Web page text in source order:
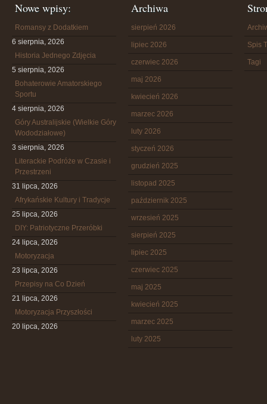
Nowe wpisy:
Romansy z Dodatkiem
6 sierpnia, 2026
Historia Jednego Zdjęcia
5 sierpnia, 2026
Bohaterowie Amatorskiego
Sportu
4 sierpnia, 2026
Góry Australijskie (Wielkie Góry
Wododziałowe)
3 sierpnia, 2026
Literackie Podróże w Czasie i
Przestrzeni
31 lipca, 2026
Afrykańskie Kultury i Tradycje
25 lipca, 2026
DIY: Patriotyczne Przeróbki
24 lipca, 2026
Motoryzacja
23 lipca, 2026
Przepisy na Co Dzień
21 lipca, 2026
Motoryzacja Przyszłości
20 lipca, 2026
Archiwa
sierpień 2026
lipiec 2026
czerwiec 2026
maj 2026
kwiecień 2026
marzec 2026
luty 2026
styczeń 2026
grudzień 2025
listopad 2025
październik 2025
wrzesień 2025
sierpień 2025
lipiec 2025
czerwiec 2025
maj 2025
kwiecień 2025
marzec 2025
luty 2025
Spis
Tagi